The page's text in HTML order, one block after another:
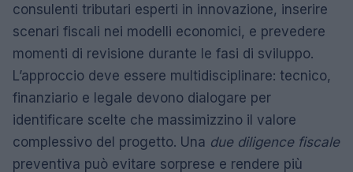
consulenti tributari esperti in innovazione, inserire
scenari fiscali nei modelli economici, e prevedere
momenti di revisione durante le fasi di sviluppo.
L’approccio deve essere multidisciplinare: tecnico,
finanziario e legale devono dialogare per
identificare scelte che massimizzino il valore
complessivo del progetto. Una due diligence fiscale
preventiva può evitare sorprese e rendere più